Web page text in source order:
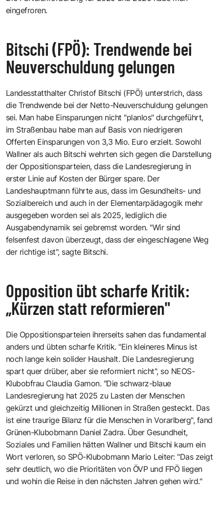
eingefroren.
Bitschi (FPÖ): Trendwende bei
Neuverschuldung gelungen
Landesstatthalter Christof Bitschi (FPÖ) unterstrich, dass
die Trendwende bei der Netto-Neuverschuldung gelungen
sei. Man habe Einsparungen nicht "planlos" durchgeführt,
im Straßenbau habe man auf Basis von niedrigeren
Offerten Einsparungen von 3,3 Mio. Euro erzielt. Sowohl
Wallner als auch Bitschi wehrten sich gegen die Darstellung
der Oppositionsparteien, dass die Landesregierung in
erster Linie auf Kosten der Bürger spare. Der
Landeshauptmann führte aus, dass im Gesundheits- und
Sozialbereich und auch in der Elementarpädagogik mehr
ausgegeben worden sei als 2025, lediglich die
Ausgabendynamik sei gebremst worden. "Wir sind
felsenfest davon überzeugt, dass der eingeschlagene Weg
der richtige ist", sagte Bitschi.
Opposition übt scharfe Kritik:
„Kürzen statt reformieren"
Die Oppositionsparteien ihrerseits sahen das fundamental
anders und übten scharfe Kritik. "Ein kleineres Minus ist
noch lange kein solider Haushalt. Die Landesregierung
spart quer drüber, aber sie reformiert nicht", so NEOS-
Klubobfrau Claudia Gamon. "Die schwarz-blaue
Landesregierung hat 2025 zu Lasten der Menschen
gekürzt und gleichzeitig Millionen in Straßen gesteckt. Das
ist eine traurige Bilanz für die Menschen in Vorarlberg", fand
Grünen-Klubobmann Daniel Zadra. Über Gesundheit,
Soziales und Familien hätten Wallner und Bitschi kaum ein
Wort verloren, so SPÖ-Klubobmann Mario Leiter: "Das zeigt
sehr deutlich, wo die Prioritäten von ÖVP und FPÖ liegen
und wohin die Reise in den nächsten Jahren gehen wird."